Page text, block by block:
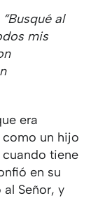
“Busqué al
mis
era
un hijo
tiene
en su
Señor, y